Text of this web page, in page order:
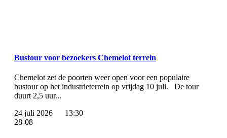
Bustour voor bezoekers Chemelot terrein
Chemelot zet de poorten weer open voor een populaire
bustour op het industrieterrein op vrijdag 10 juli. De tour
duurt 2,5 uur...
24 juli 2026
13:30
28-08